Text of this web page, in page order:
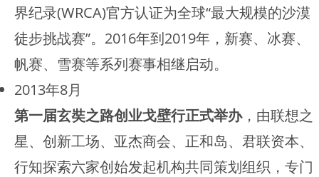
界纪录(WRCA)官方认证为全球“最大规模的沙漠
徒步挑战赛”。2016年到2019年，新赛、冰赛、
帆赛、雪赛等系列赛事相继启动。
2013年8月
第一届玄奘之路创业戈壁行正式举办，由联想之
星、创新工场、亚杰商会、正和岛、君联资本、
行知探索六家创始发起机构共同策划组织，专门